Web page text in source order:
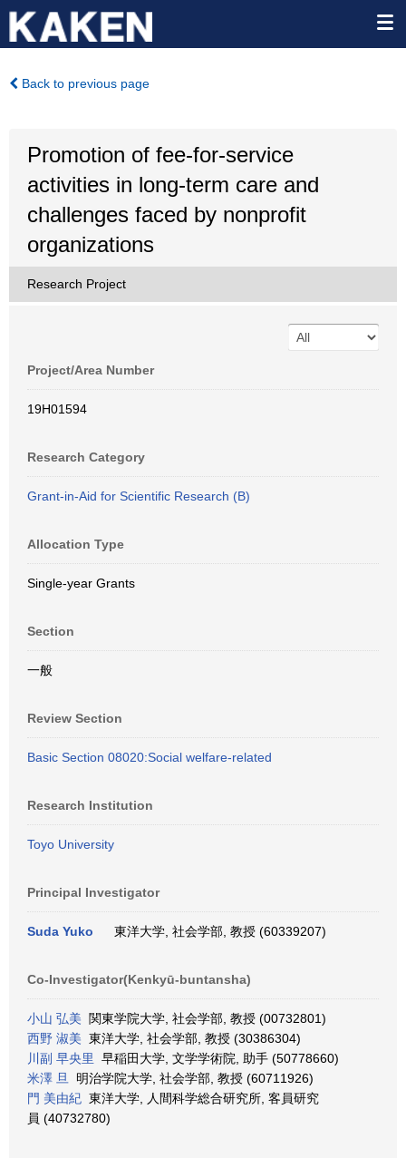
Back to previous page
Promotion of fee-for-service
activities in long-term care and
challenges faced by nonprofit
organizations
Research Project
Project/Area Number
19H01594
Research Category
Grant-in-Aid for Scientific Research (B)
Allocation Type
Single-year Grants
Section
一般
Review Section
Basic Section 08020:Social welfare-related
Research Institution
Toyo University
Principal Investigator
Suda Yuko 東洋大学, 社会学部, 教授 (60339207)
Co-Investigator(Kenkyū-buntansha)
小山 弘美 関東学院大学, 社会学部, 教授 (00732801)
西野 淑美 東洋大学, 社会学部, 教授 (30386304)
川副 早央里
早稲田大学, 文学学術院, 助手 (50778660)
米澤 旦
明治学院大学, 社会学部, 教授 (60711926)
門 美由紀 東洋大学, 人間科学総合研究所, 客員研究
員 (40732780)